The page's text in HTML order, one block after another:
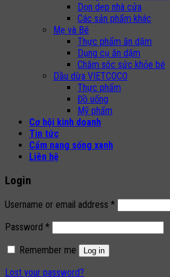
Dọn dẹp nhà cửa
Các sản phẩm khác
Mẹ và Bé
Thực phẩm ăn dặm
Dụng cụ ăn dặm
Chăm sóc sức khỏe bé
Dầu dừa VIETCOCO
Thực phẩm
Đồ uống
Mỹ phẩm
Cơ hội kinh doanh
Tin tức
Cẩm nang sống xanh
Liên hệ
Login
Username or email address *
Password *
Remember me
Log in
Lost your password?